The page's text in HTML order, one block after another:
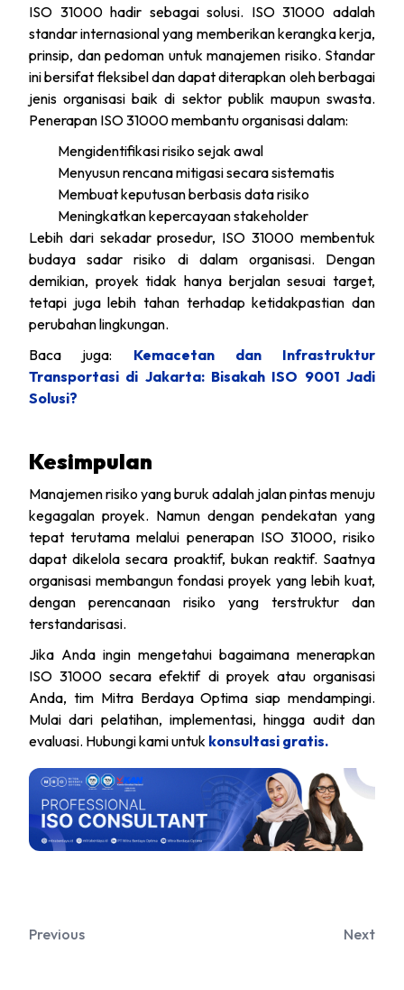
ISO 31000 hadir sebagai solusi. ISO 31000 adalah
standar internasional yang memberikan kerangka kerja,
prinsip, dan pedoman untuk manajemen risiko. Standar
ini bersifat fleksibel dan dapat diterapkan oleh berbagai
jenis organisasi baik di sektor publik maupun swasta.
Penerapan ISO 31000 membantu organisasi dalam:
Mengidentifikasi risiko sejak awal
Menyusun rencana mitigasi secara sistematis
Membuat keputusan berbasis data risiko
Meningkatkan kepercayaan stakeholder
Lebih dari sekadar prosedur, ISO 31000 membentuk
budaya sadar risiko di dalam organisasi. Dengan
demikian, proyek tidak hanya berjalan sesuai target,
tetapi juga lebih tahan terhadap ketidakpastian dan
perubahan lingkungan.
Baca juga: Kemacetan dan Infrastruktur
Transportasi di Jakarta: Bisakah ISO 9001 Jadi
Solusi?
Kesimpulan
Manajemen risiko yang buruk adalah jalan pintas menuju
kegagalan proyek. Namun dengan pendekatan yang
tepat terutama melalui penerapan ISO 31000, risiko
dapat dikelola secara proaktif, bukan reaktif. Saatnya
organisasi membangun fondasi proyek yang lebih kuat,
dengan perencanaan risiko yang terstruktur dan
terstandarisasi.
Jika Anda ingin mengetahui bagaimana menerapkan
ISO 31000 secara efektif di proyek atau organisasi
Anda, tim Mitra Berdaya Optima siap mendampingi.
Mulai dari pelatihan, implementasi, hingga audit dan
evaluasi. Hubungi kami untuk konsultasi gratis.
Previous Next